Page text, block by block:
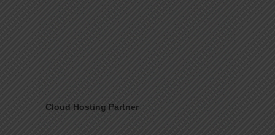
Cloud Hosting Partner